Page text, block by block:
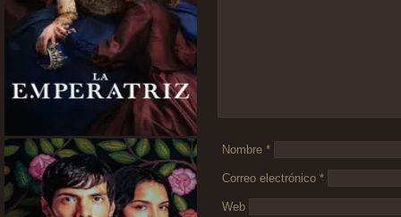
Nombre *
Correo electrónico *
Web